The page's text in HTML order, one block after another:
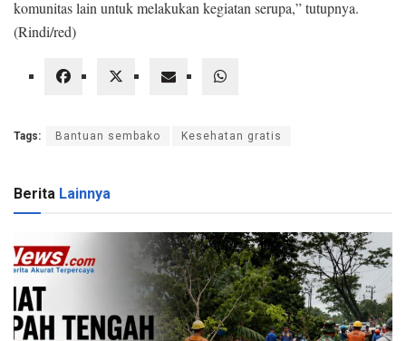
komunitas lain untuk melakukan kegiatan serupa,” tutupnya.
(Rindi/red)
Tags: Bantuan sembako Kesehatan gratis
Berita Lainnya